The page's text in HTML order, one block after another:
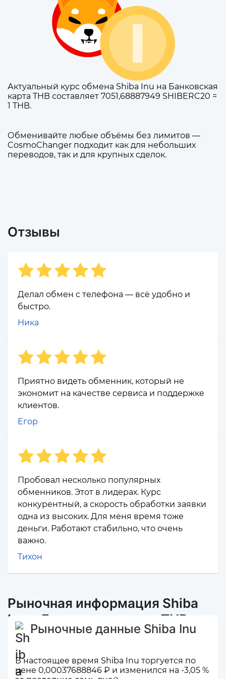
Актуальный курс обмена Shiba Inu на Банковская
карта THB составляет 7051,68887949 SHIBERC20 =
1 THB.
Обменивайте любые объёмы без лимитов —
CosmoChanger подходит как для небольших
переводов, так и для крупных сделок.
Отзывы
Делал обмен с телефона — всё удобно и
быстро.
Ника
Приятно видеть обменник, который не
экономит на качестве сервиса и поддержке
клиентов.
Егор
Пробовал несколько популярных
обменников. Этот в лидерах. Курс
конкурентный, а скорость обработки заявки
одна из высоких. Для меня время тоже
деньги. Работают стабильно, что очень
важно.
Тихон
Рыночная информация Shiba
Inu и Банковская карта THB
Рыночные данные Shiba Inu
В настоящее время Shiba Inu торгуется по
цене 0,00037688846 ₽ и изменился на -3,05 %